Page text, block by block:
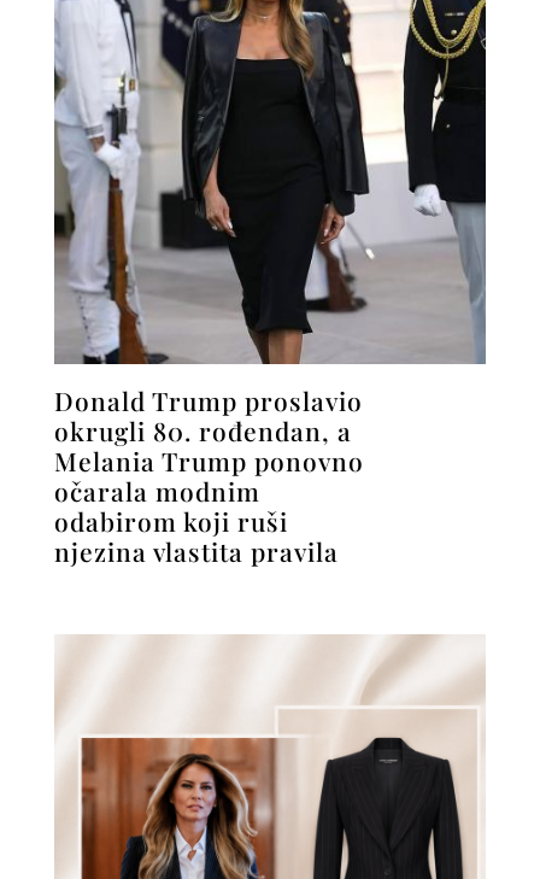
Donald Trump proslavio
okrugli 80. rođendan, a
Melania Trump ponovno
očarala modnim
odabirom koji ruši
njezina vlastita pravila